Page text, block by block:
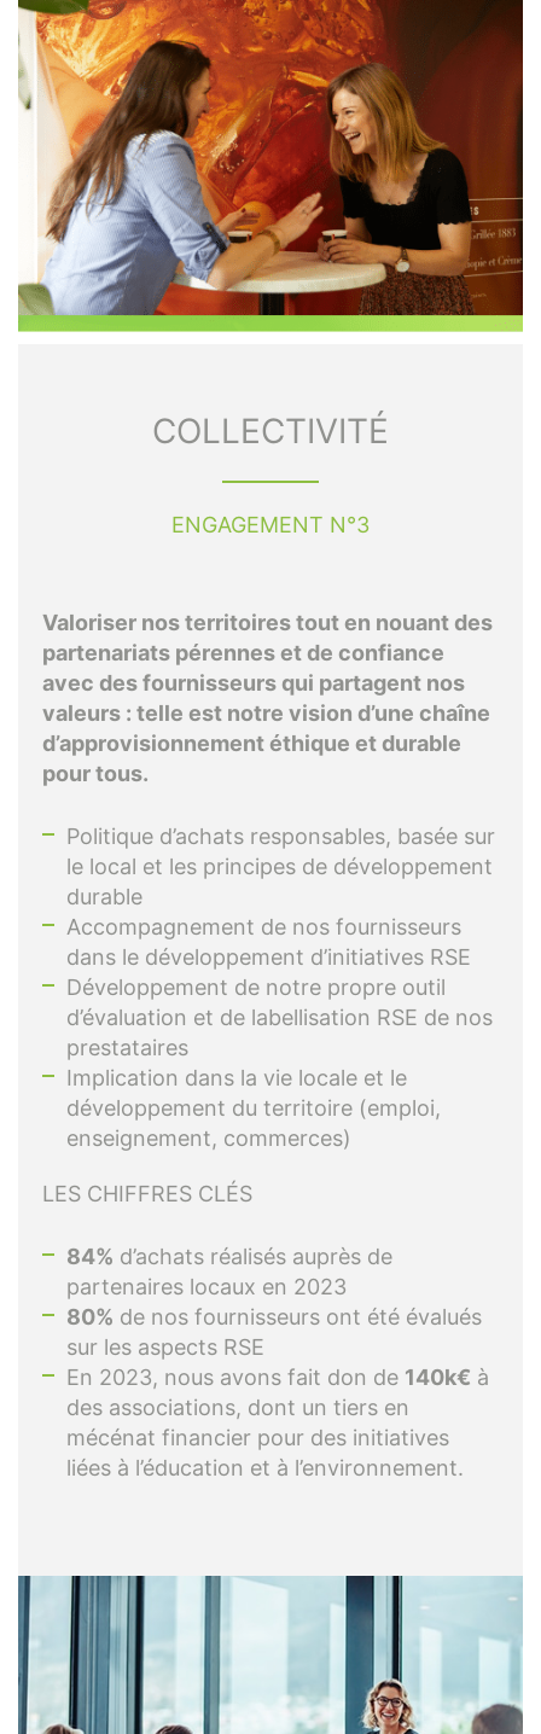
COLLECTIVITÉ
ENGAGEMENT N°3
Valoriser nos territoires tout en nouant des
partenariats pérennes et de confiance
avec des fournisseurs qui partagent nos
valeurs : telle est notre vision d’une chaîne
d’approvisionnement éthique et durable
pour tous.
Politique d’achats responsables, basée sur
le local et les principes de développement
durable
Accompagnement de nos fournisseurs
dans le développement d’initiatives RSE
Développement de notre propre outil
d’évaluation et de labellisation RSE de nos
prestataires
Implication dans la vie locale et le
développement du territoire (emploi,
enseignement, commerces)
LES CHIFFRES CLÉS
84% d’achats réalisés auprès de
partenaires locaux en 2023
80% de nos fournisseurs ont été évalués
sur les aspects RSE
En 2023, nous avons fait don de 140k€ à
des associations, dont un tiers en
mécénat financier pour des initiatives
liées à l’éducation et à l’environnement.